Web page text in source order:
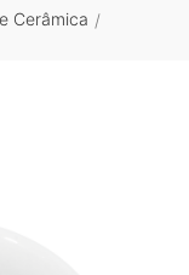
Cerâmica /